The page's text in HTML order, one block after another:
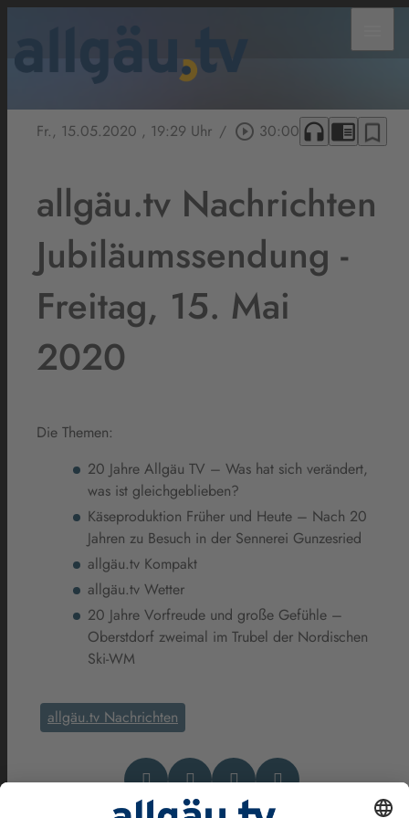
Fr., 15.05.2020 , 19:29 Uhr / play_circle_outline 30:00 headphones chrome_reader_mode bookmark_border
allgäu.tv Nachrichten
Jubiläumssendung -
Freitag, 15. Mai
2020
Die Themen:
20 Jahre Allgäu TV – Was hat sich verändert,
was ist gleichgeblieben?
Käseproduktion Früher und Heute – Nach 20
Jahren zu Besuch in der Sennerei Gunzesried
allgäu.tv Kompakt
allgäu.tv Wetter
20 Jahre Vorfreude und große Gefühle –
Oberstdorf zweimal im Trubel der Nordischen
Ski-WM
allgäu.tv Nachrichten